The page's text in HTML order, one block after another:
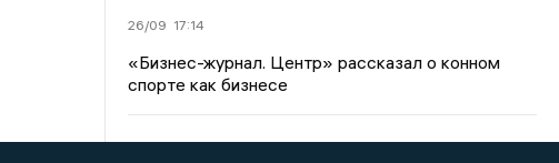
26/09 17:14
«Бизнес-журнал. Центр» рассказал о конном
спорте как бизнесе